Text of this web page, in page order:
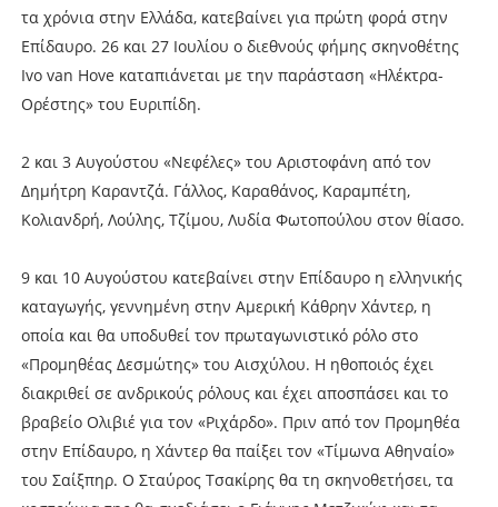
τα χρόνια στην Ελλάδα, κατεβαίνει για πρώτη φορά στην
Επίδαυρο. 26 και 27 Ιουλίου ο διεθνούς φήμης σκηνοθέτης
Ivo van Hove καταπιάνεται με την παράσταση «Ηλέκτρα-
Ορέστης» του Ευριπίδη.
2 και 3 Αυγούστου «Νεφέλες» του Αριστοφάνη από τον
Δημήτρη Καραντζά. Γάλλος, Καραθάνος, Καραμπέτη,
Κολιανδρή, Λούλης, Τζίμου, Λυδία Φωτοπούλου στον θίασο.
9 και 10 Αυγούστου κατεβαίνει στην Επίδαυρο η ελληνικής
καταγωγής, γεννημένη στην Αμερική Κάθρην Χάντερ, η
οποία και θα υποδυθεί τον πρωταγωνιστικό ρόλο στο
«Προμηθέας Δεσμώτης» του Αισχύλου. Η ηθοποιός έχει
διακριθεί σε ανδρικούς ρόλους και έχει αποσπάσει και το
βραβείο Ολιβιέ για τον «Ριχάρδο». Πριν από τον Προμηθέα
στην Επίδαυρο, η Χάντερ θα παίξει τον «Τίμωνα Αθηναίο»
του Σαίξπηρ. Ο Σταύρος Τσακίρης θα τη σκηνοθετήσει, τα